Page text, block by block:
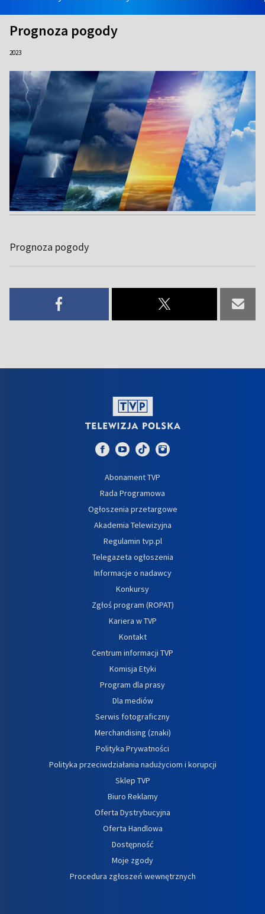
Prognoza pogody
2023
Prognoza pogody
Abonament TVP
Rada Programowa
Ogłoszenia przetargowe
Akademia Telewizyjna
Regulamin tvp.pl
Telegazeta ogłoszenia
Informacje o nadawcy
Konkursy
Zgłoś program (ROPAT)
Kariera w TVP
Kontakt
Centrum informacji TVP
Komisja Etyki
Program dla prasy
Dla mediów
Serwis fotograficzny
Merchandising (znaki)
Polityka Prywatności
Polityka przeciwdziałania nadużyciom i korupcji
Sklep TVP
Biuro Reklamy
Oferta Dystrybucyjna
Oferta Handlowa
Dostępność
Moje zgody
Procedura zgłoszeń wewnętrznych